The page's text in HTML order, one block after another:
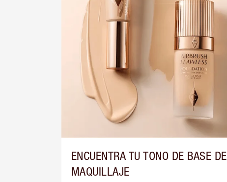
ENCUENTRA TU TONO DE BASE DE
MAQUILLAJE